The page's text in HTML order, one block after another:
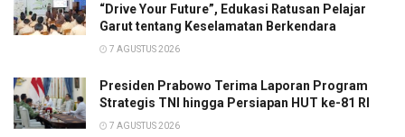
“Drive Your Future”, Edukasi Ratusan Pelajar
Garut tentang Keselamatan Berkendara
7 AGUSTUS 2026
Presiden Prabowo Terima Laporan Program
Strategis TNI hingga Persiapan HUT ke-81 RI
7 AGUSTUS 2026